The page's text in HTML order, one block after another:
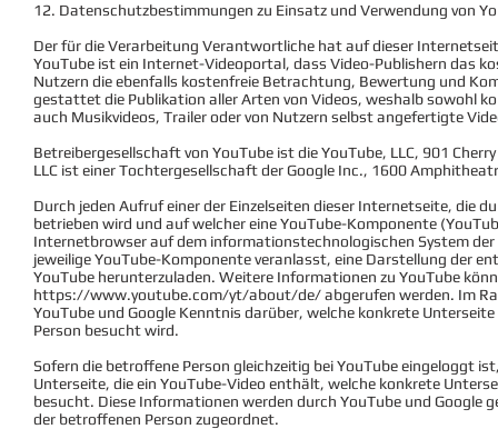
12. Datenschutzbestimmungen zu Einsatz und Verwendung von
Der für die Verarbeitung Verantwortliche hat auf dieser
YouTube ist ein Internet-Videoportal, dass Video-Publishern das
Nutzern die ebenfalls kostenfreie Betrachtung, Bewertung und
gestattet die Publikation aller Arten von Videos, weshalb sowohl
auch Musikvideos, Trailer oder von Nutzern selbst angefertigte
Betreibergesellschaft von YouTube ist die YouTube, LLC, 901
LLC ist einer Tochtergesellschaft der Google Inc., 1600
Durch jeden Aufruf einer der Einzelseiten dieser Internetseite, die
betrieben wird und auf welcher eine YouTube-Komponente
Internetbrowser auf dem informationstechnologischen System
jeweilige YouTube-Komponente veranlasst, eine Darstellung der
YouTube herunterzuladen. Weitere Informationen zu YouTube
https://www.youtube.com/yt/about/de/abgerufen werden. Im
YouTube und Google Kenntnis darüber, welche konkrete
Person besucht wird.
Sofern die betroffene Person gleichzeitig bei YouTube eingeloggt
Unterseite, die ein YouTube-Video enthält, welche konkrete
besucht. Diese Informationen werden durch YouTube und Google
der betroffenen Person zugeordnet.